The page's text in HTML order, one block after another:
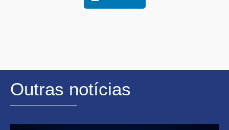
Outras notícias